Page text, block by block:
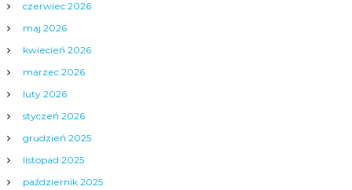
czerwiec 2026
maj 2026
kwiecień 2026
marzec 2026
luty 2026
styczeń 2026
grudzień 2025
listopad 2025
październik 2025